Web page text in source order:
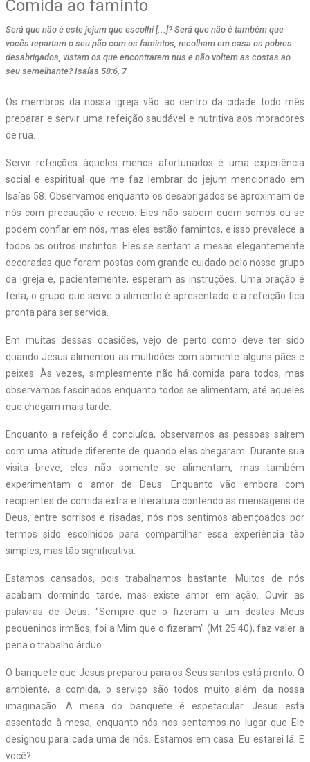
Comida ao faminto
Será que não é este jejum que escolhi [...]? Será que não é também que
vocês repartam o seu pão com os famintos, recolham em casa os pobres
desabrigados, vistam os que encontrarem nus e não voltem as costas ao
seu semelhante? Isaías 58:6, 7
Os membros da nossa igreja vão ao centro da cidade todo mês
preparar e servir uma refeição saudável e nutritiva aos moradores
de rua.
Servir refeições àqueles menos afortunados é uma experiência
social e espiritual que me faz lembrar do jejum mencionado em
Isaías 58. Observamos enquanto os desabrigados se aproximam de
nós com precaução e receio. Eles não sabem quem somos ou se
podem confiar em nós, mas eles estão famintos, e isso prevalece a
todos os outros instintos. Eles se sentam a mesas elegantemente
decoradas que foram postas com grande cuidado pelo nosso grupo
da igreja e, pacientemente, esperam as instruções. Uma oração é
feita, o grupo que serve o alimento é apresentado e a refeição fica
pronta para ser servida.
Em muitas dessas ocasiões, vejo de perto como deve ter sido
quando Jesus alimentou as multidões com somente alguns pães e
peixes. Às vezes, simplesmente não há comida para todos, mas
observamos fascinados enquanto todos se alimentam, até aqueles
que chegam mais tarde.
Enquanto a refeição é concluída, observamos as pessoas saírem
com uma atitude diferente de quando elas chegaram. Durante sua
visita breve, eles não somente se alimentam, mas também
experimentam o amor de Deus. Enquanto vão embora com
recipientes de comida extra e literatura contendo as mensagens de
Deus, entre sorrisos e risadas, nós nos sentimos abençoados por
termos sido escolhidos para compartilhar essa experiência tão
simples, mas tão significativa.
Estamos cansados, pois trabalhamos bastante. Muitos de nós
acabam dormindo tarde, mas existe amor em ação. Ouvir as
palavras de Deus: “Sempre que o fizeram a um destes Meus
pequeninos irmãos, foi a Mim que o fizeram” (Mt 25:40), faz valer a
pena o trabalho árduo.
O banquete que Jesus preparou para os Seus santos está pronto. O
ambiente, a comida, o serviço são todos muito além da nossa
imaginação. A mesa do banquete é espetacular. Jesus está
assentado à mesa, enquanto nós nos sentamos no lugar que Ele
designou para cada uma de nós. Estamos em casa. Eu estarei lá. E
você?